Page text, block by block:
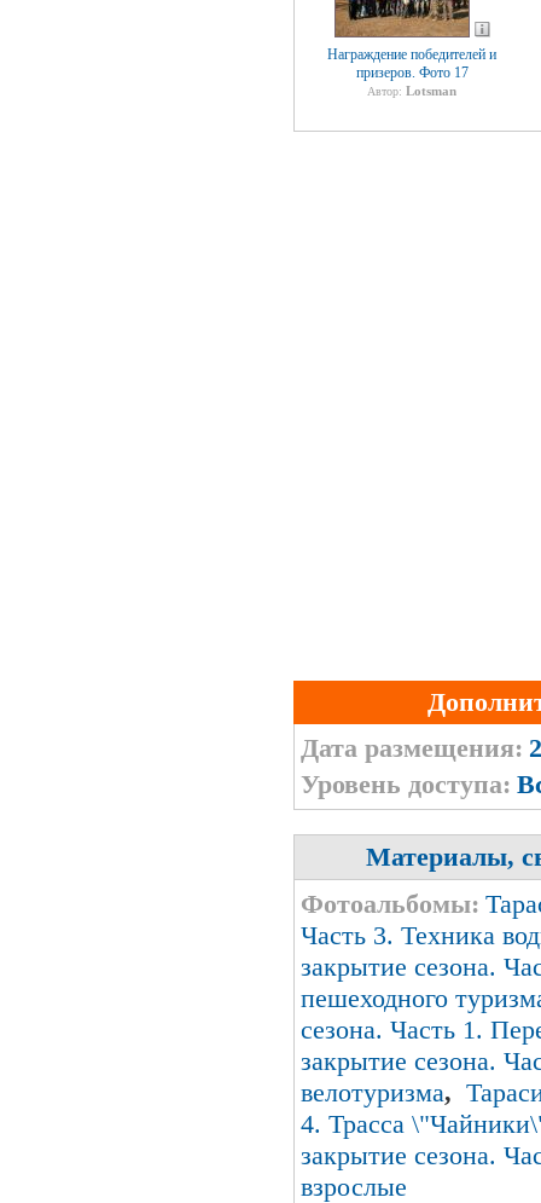
Награждение победителей и
призеров. Фото 17
Автор: Lotsman
Дата размещения:
Уровень доступа:
Материалы,
Фотоальбомы:
Часть 3. Техника
закрытие сезона.
пешеходного
сезона. Часть 1.
закрытие сезона.
велотуризма,
4. Трасса
закрытие сезона.
взрослые